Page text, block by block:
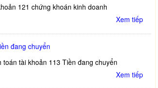
121 chứng khoán kinh doanh
Xem tiếp
đang chuyển
tài khoản 113 Tiền đang chuyển
Xem tiếp